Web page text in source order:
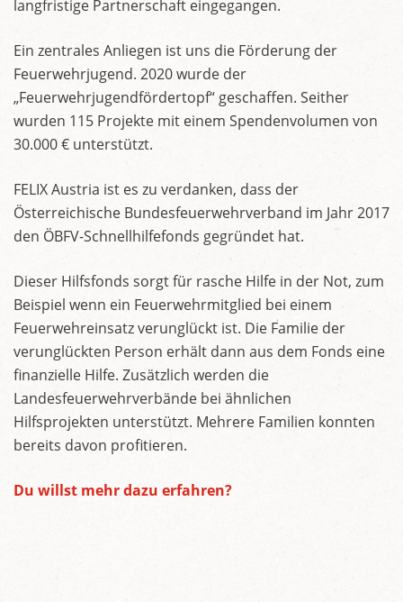
langfristige Partnerschaft eingegangen.
Ein zentrales Anliegen ist uns die Förderung der
Feuerwehrjugend. 2020 wurde der
„Feuerwehrjugendfördertopf“ geschaffen. Seither
wurden 115 Projekte mit einem Spendenvolumen von
30.000 € unterstützt.
FELIX Austria ist es zu verdanken, dass der
Österreichische Bundesfeuerwehrverband im Jahr 2017
den ÖBFV-Schnellhilfefonds gegründet hat.
Dieser Hilfsfonds sorgt für rasche Hilfe in der Not, zum
Beispiel wenn ein Feuerwehrmitglied bei einem
Feuerwehreinsatz verunglückt ist. Die Familie der
verunglückten Person erhält dann aus dem Fonds eine
finanzielle Hilfe. Zusätzlich werden die
Landesfeuerwehrverbände bei ähnlichen
Hilfsprojekten unterstützt. Mehrere Familien konnten
bereits davon profitieren.
Du willst mehr dazu erfahren?